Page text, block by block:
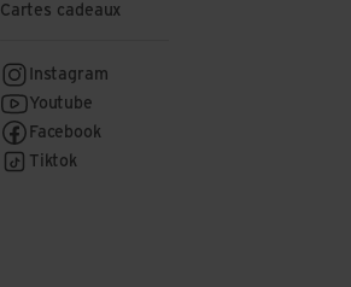
Cartes cadeaux
Instagram
Youtube
Facebook
Tiktok